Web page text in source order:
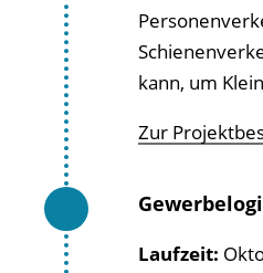
kann, um
Zur
Laufzeit: